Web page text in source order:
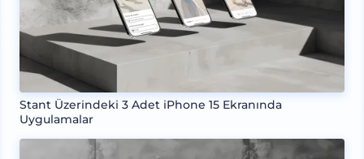
Stant Üzerindeki 3 Adet iPhone 15 Ekranında
Uygulamalar